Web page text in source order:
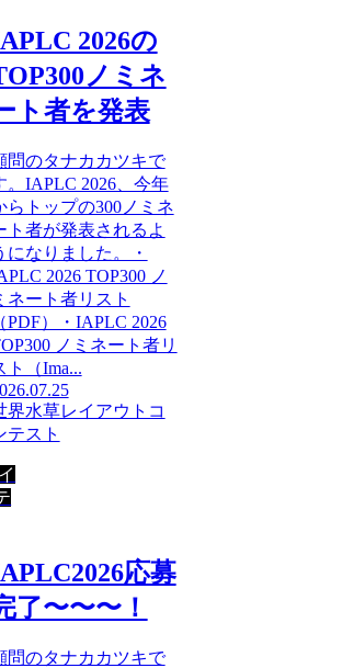
2026の
ノミネ
ト者を発表
問のタナカカツキで
。IAPLC 2026、今年
らトップの300ノミネ
ト者が発表されるよ
になりました。・
2026 TOP300 ノ
ネート者リスト
（PDF）・IAPLC 2026
ノミネート者リ
ト（Ima...
界水草レイアウトコ
テスト
応募
了〜〜〜！
問のタナカカツキで